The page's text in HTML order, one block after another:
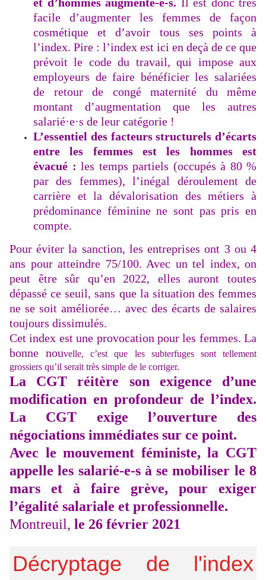
facile d’augmenter les femmes de façon
cosmétique et d’avoir tous ses points à
l’index. Pire : l’index est ici en deçà de ce que
prévoit le code du travail, qui impose aux
employeurs de faire bénéficier les salariées
de retour de congé maternité du même
montant d’augmentation que les autres
salarié·e·s de leur catégorie !
L’essentiel des facteurs structurels d’écarts
entre les femmes est les hommes est
évacué : les temps partiels (occupés à 80 %
par des femmes), l’inégal déroulement de
carrière et la dévalorisation des métiers à
prédominance féminine ne sont pas pris en
compte.
Pour éviter la sanction, les entreprises ont 3 ou 4
ans pour atteindre 75/100. Avec un tel index, on
peut être sûr qu’en 2022, elles auront toutes
dépassé ce seuil, sans que la situation des femmes
ne se soit améliorée… avec des écarts de salaires
toujours dissimulés.
Cet index est une provocation pour les femmes. La
bonne nouvelle, c’est que les subterfuges sont tellement
grossiers qu’il serait très simple de le corriger.
La CGT réitère son exigence d’une
modification en profondeur de l’index.
La CGT exige l’ouverture des
négociations immédiates sur ce point.
Avec le mouvement féministe, la CGT
appelle les salarié-e-s à se mobiliser le 8
mars et à faire grève, pour exiger
l’égalité salariale et professionnelle.
Montreuil, le 26 février 2021
Décryptage de l'index